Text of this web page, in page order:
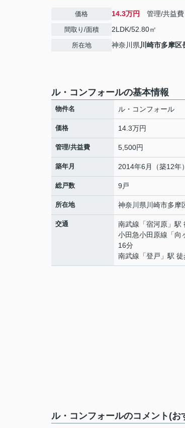
価格 14.3万円 管理/共益費
間取り/面積 2LDK/52.80㎡
所在地 神奈川県川崎市多摩区
ル・コンフォールの基本情報
物件名 ル・コンフォール
価格 14.3万円
管理/共益費 5,500円
築年月 2014年6月（築12年）
総戸数 9戸
所在地 神奈川県 川崎市多摩
交通 南武線 「宿河原 」駅
小田急小田原線 「向
16分
南武線 「登戸 」駅
ル・コンフォールのコメント(お